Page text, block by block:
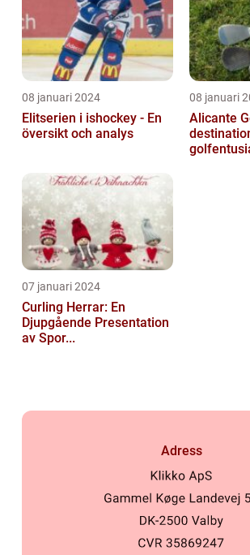
08 januari 2024
Elitserien i ishockey - En
översikt och analys
08 januari
Alicante
07 januari 2024
Curling Herrar: En
Djupgående Presentation
av Spor...
Adress